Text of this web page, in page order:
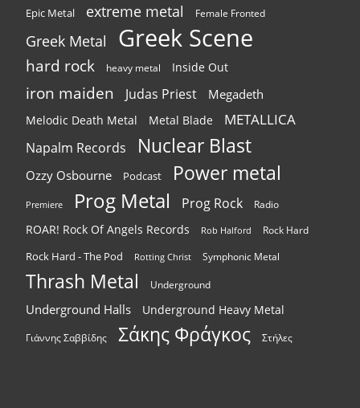
Epic Metal extreme metal Female Fronted
Greek Metal Greek Scene
hard rock heavy metal Inside Out
iron maiden Judas Priest Megadeth
Melodic Death Metal Metal Blade METALLICA
Napalm Records Nuclear Blast
Ozzy Osbourne Podcast Power metal
Premiere Prog Metal Prog Rock Radio
ROAR! Rock Of Angels Records Rob Halford Rock Hard
Rock Hard - The Pod Rotting Christ Symphonic Metal
Thrash Metal Underground
Underground Halls Underground Heavy Metal
Γιάννης Σαββίδης Σάκης Φράγκος Στήλες